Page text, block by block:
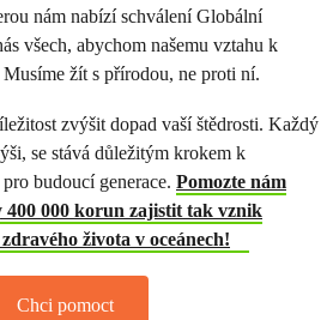
nám nabízí schválení Globální
všech, abychom našemu vztahu k
žít s přírodou, ne proti ní.
zvýšit dopad vaší štědrosti. Každý
se stává důležitým krokem k
budoucí generace. Pomozte nám
400 000 korun zajistit tak vznik
života v oceánech!
Chci pomoct